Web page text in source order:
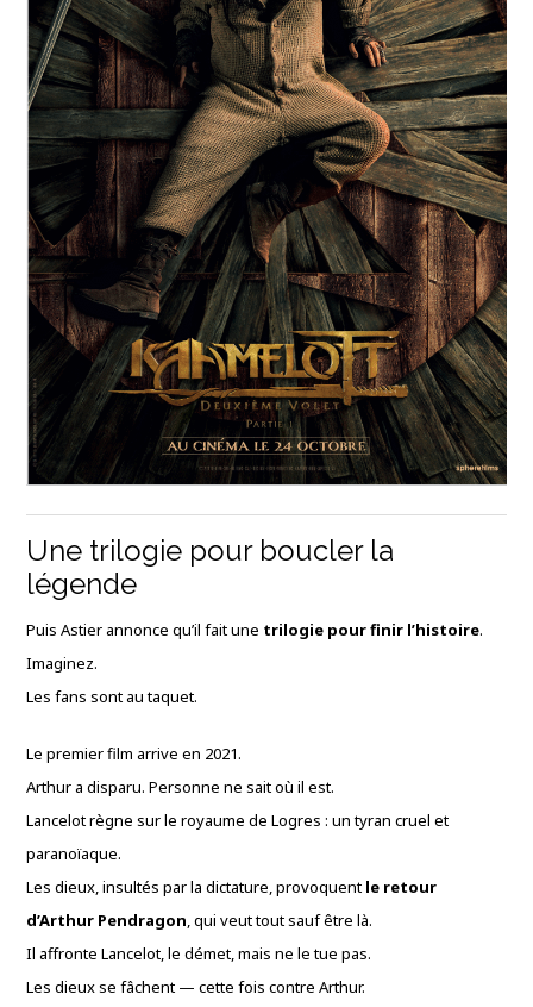
Une trilogie pour boucler la
légende
Puis Astier annonce qu’il fait une trilogie pour finir l’histoire.
Imaginez.
Les fans sont au taquet.
Le premier film arrive en 2021.
Arthur a disparu. Personne ne sait où il est.
Lancelot règne sur le royaume de Logres : un tyran cruel et
paranoïaque.
Les dieux, insultés par la dictature, provoquent le retour
d’Arthur Pendragon , qui veut tout sauf être là.
Il affronte Lancelot, le démet, mais ne le tue pas.
Les dieux se fâchent — cette fois contre Arthur.